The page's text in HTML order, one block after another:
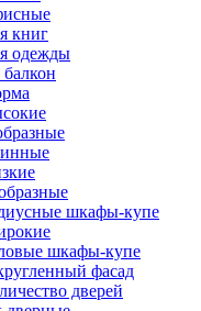
книг
одежды
шкафы-купе
шкафы-купе
фасад
дверей